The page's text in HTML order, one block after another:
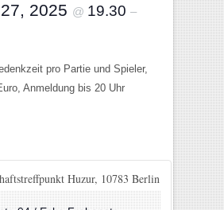
2025 @ 19.30 –
pro Partie und Spieler,
Anmeldung bis 20 Uhr
Huzur, 10783 Berlin